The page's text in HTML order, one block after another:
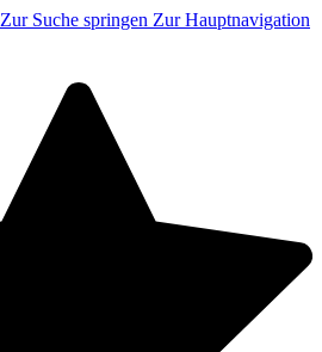
Zur Suche springen Zur Hauptnavigation